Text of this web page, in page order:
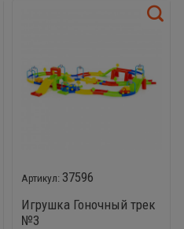
37596
Игрушка Гоночный трек
№3